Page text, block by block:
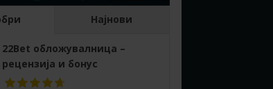
Најнови
22Bet обложувалница –
рецензија и бонус